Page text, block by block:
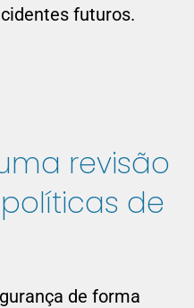
futuros.
revisão
de
de forma